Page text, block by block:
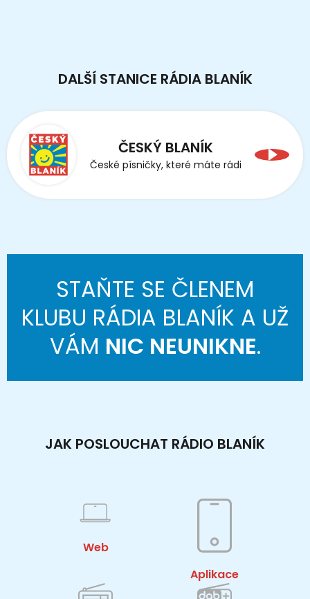
DALŠÍ STANICE RÁDIA BLANÍK
ČESKÝ BLANÍK
České písničky, které máte rádi
STAŇTE SE ČLENEM
KLUBU RÁDIA BLANÍK A UŽ
VÁM NIC NEUNIKNE.
JAK POSLOUCHAT RÁDIO BLANÍK
Web
Aplikace